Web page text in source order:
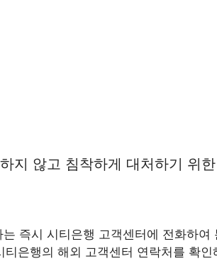
지 않고 침착하게 대처하기 위
즉시 시티은행 고객센터에 전화하
티은행의 해외 고객센터 연락처를 확